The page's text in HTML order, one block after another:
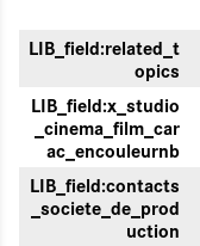
LIB_field:related_t
opics
LIB_field:x_studio
_cinema_film_car
ac_encouleurnb
LIB_field:contacts
_societe_de_prod
uction